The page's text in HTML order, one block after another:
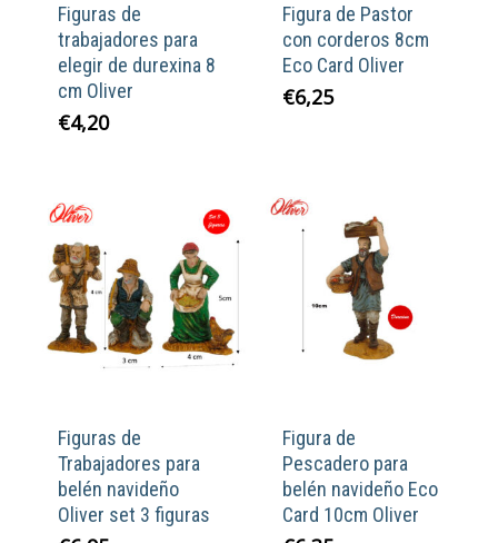
Figuras de
trabajadores para
elegir de durexina 8
cm Oliver
€4,20
Figura de Pastor
con corderos 8cm
Eco Card Oliver
€6,25
Figuras de
Trabajadores para
belén navideño
Oliver set 3 figuras
Figura de
Pescadero para
belén navideño Eco
Card 10cm Oliver